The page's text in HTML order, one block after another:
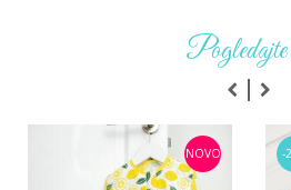
Pogledajte
NOVO -